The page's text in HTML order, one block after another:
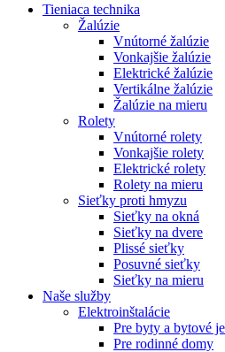
Tieniaca technika
Žalúzie
Vnútorné žalúzie
Vonkajšie žalúzie
Elektrické žalúzie
Vertikálne žalúzie
Žalúzie na mieru
Rolety
Vnútorné rolety
Vonkajšie rolety
Elektrické rolety
Rolety na mieru
Sieťky proti hmyzu
Sieťky na okná
Sieťky na dvere
Plissé sieťky
Posuvné sieťky
Sieťky na mieru
Naše služby
Elektroinštalácie
Pre byty a bytové
Pre rodinné domy